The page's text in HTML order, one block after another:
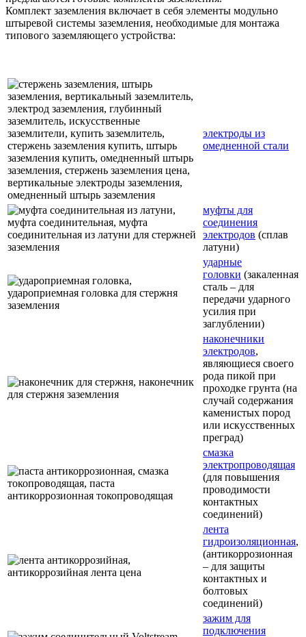
Комплект заземления включает в себя элементы модульно
штыревой системы заземления, необходимые для монтажа
типового заземляющего устройства:
электроды из
омедненной стали
муфты для
соединения
электродов (сплав
латуни)
ударные
головки (закаленная
сталь – для
передачи ударного
усилия при
заглублении)
наконечники
электродов,
являющиеся своего
рода пикой при
проходке грунта (на
случай содержания
каменистых пород
или искусственных
преград)
смазка
электропроводящая
(для повышения
проводимости
контактных
соединений)
лента
гидроизоляционная,
(антикоррозионная
– для защиты
контактных и
болтовых
соединений)
зажим для
подключения